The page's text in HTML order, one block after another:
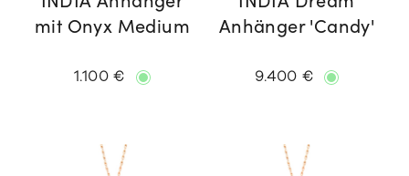
INDIA Anhänger
mit Onyx Medium
1.100 €
INDIA Dream
Anhänger 'Candy'
9.400 €